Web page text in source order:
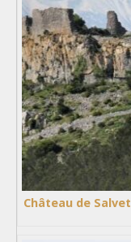
Château de